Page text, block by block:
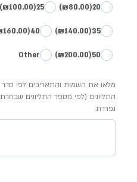
20
(₪80.00)
25
(₪100.00)
35
(₪140.00)
40
(₪160.00)
50
(₪200.00)
Other
מלאו את השמות והתאריכים לפי סדר
התליונים (לפי מספר התליונים
נפרדת.